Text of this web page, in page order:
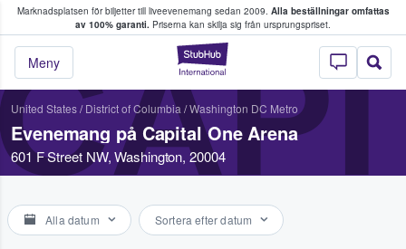
Marknadsplatsen för biljetter till liveevenemang sedan 2009. Alla beställningar omfattas
av 100% garanti. Priserna kan skilja sig från ursprungspriset.
StubHub – där
Meny
köper och säljer biljetter.
United States/ District of Columbia /Washington DC Metro
Evenemang på Capital One Arena
601 F Street NW, Washington, 20004
Alla datum Sortera efter datum